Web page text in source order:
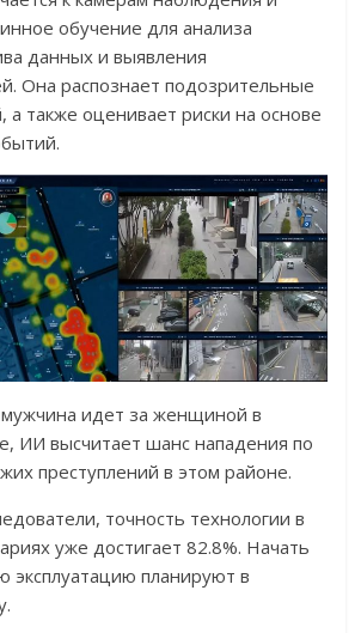
обучение для анализа
данных и выявления
Она распознает подозрительные
а также оценивает риски на основе
идет за женщиной в
ИИ высчитает шанс нападения по
преступлений в этом районе.
точность технологии в
уже достигает 82.8%. Начать
эксплуатацию планируют в